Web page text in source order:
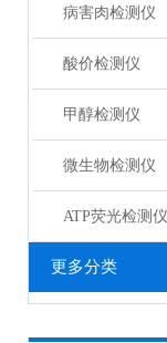
病害肉检测仪
酸价检测仪
甲醇检测仪
微生物检测仪
ATP荧光检测仪
更多分类